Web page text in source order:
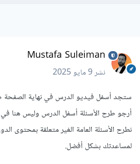
Mustafa Suleiman
نشر9 مايو 2025
ستجد أسفل فيديو الدرس في نهاية الصفحة
أرجو طرح الأسئلة أسفل الدرس وليس هنا
نطرح الأسئلة العامة الغير متعلقة بمحتوى
لمساعدتك بشكل أفضل.